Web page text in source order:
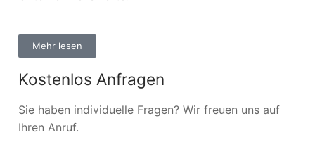
Mehr lesen
Kostenlos Anfragen
Sie haben individuelle Fragen? Wir freuen uns auf
Ihren Anruf.